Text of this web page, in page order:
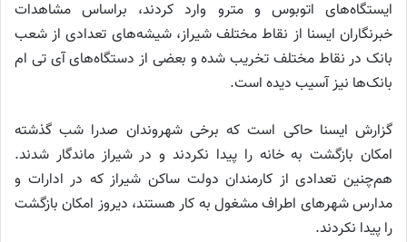
ایستگاه‌های اتوبوس و مترو وارد کردند، براساس مشاهدات
خبرنگاران ایسنا از نقاط مختلف شیراز، شیشه‌های تعدادی از شعب
بانک در نقاط مختلف تخریب شده و بعضی از دستگاه‌های آی تی ام
بانک‌ها نیز آسیب دیده است.
گزارش ایسنا حاکی است که برخی شهروندان صدرا شب گذشته
امکان بازگشت به خانه را پیدا نکردند و در شیراز ماندگار شدند.
هم‌چنین تعدادی از کارمندان دولت ساکن شیراز که در ادارات و
مدارس شهر‌های اطراف مشغول به کار هستند، دیروز امکان بازگشت
را پیدا نکردند.